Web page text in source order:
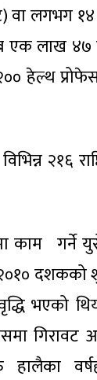
वा लगभग
एक लाख ४७
हेल्थ
२१६
गर्ने
दशकको
भएको
गिरावट